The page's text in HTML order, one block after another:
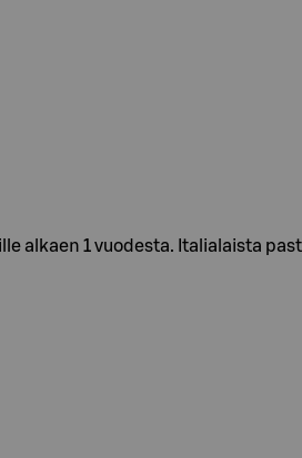
alkaen 1 vuodesta. Italialaista